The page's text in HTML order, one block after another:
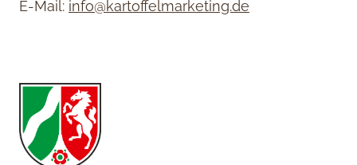
E-Mail: info@kartoffelmarketing.de